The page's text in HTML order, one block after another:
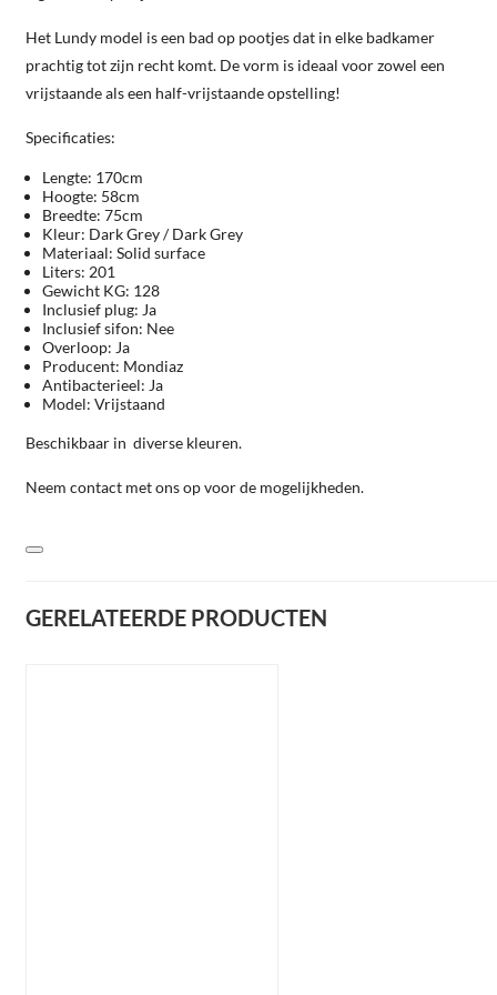
Het Lundy model is een bad op pootjes dat in elke badkamer
prachtig tot zijn recht komt. De vorm is ideaal voor zowel een
vrijstaande als een half-vrijstaande opstelling!
Specificaties:
Lengte: 170cm
Hoogte: 58cm
Breedte: 75cm
Kleur: Dark Grey / Dark Grey
Materiaal: Solid surface
Liters: 201
Gewicht KG: 128
Inclusief plug: Ja
Inclusief sifon: Nee
Overloop: Ja
Producent: Mondiaz
Antibacterieel: Ja
Model: Vrijstaand
Beschikbaar in diverse kleuren.
Neem contact met ons op voor de mogelijkheden.
GERELATEERDE PRODUCTEN